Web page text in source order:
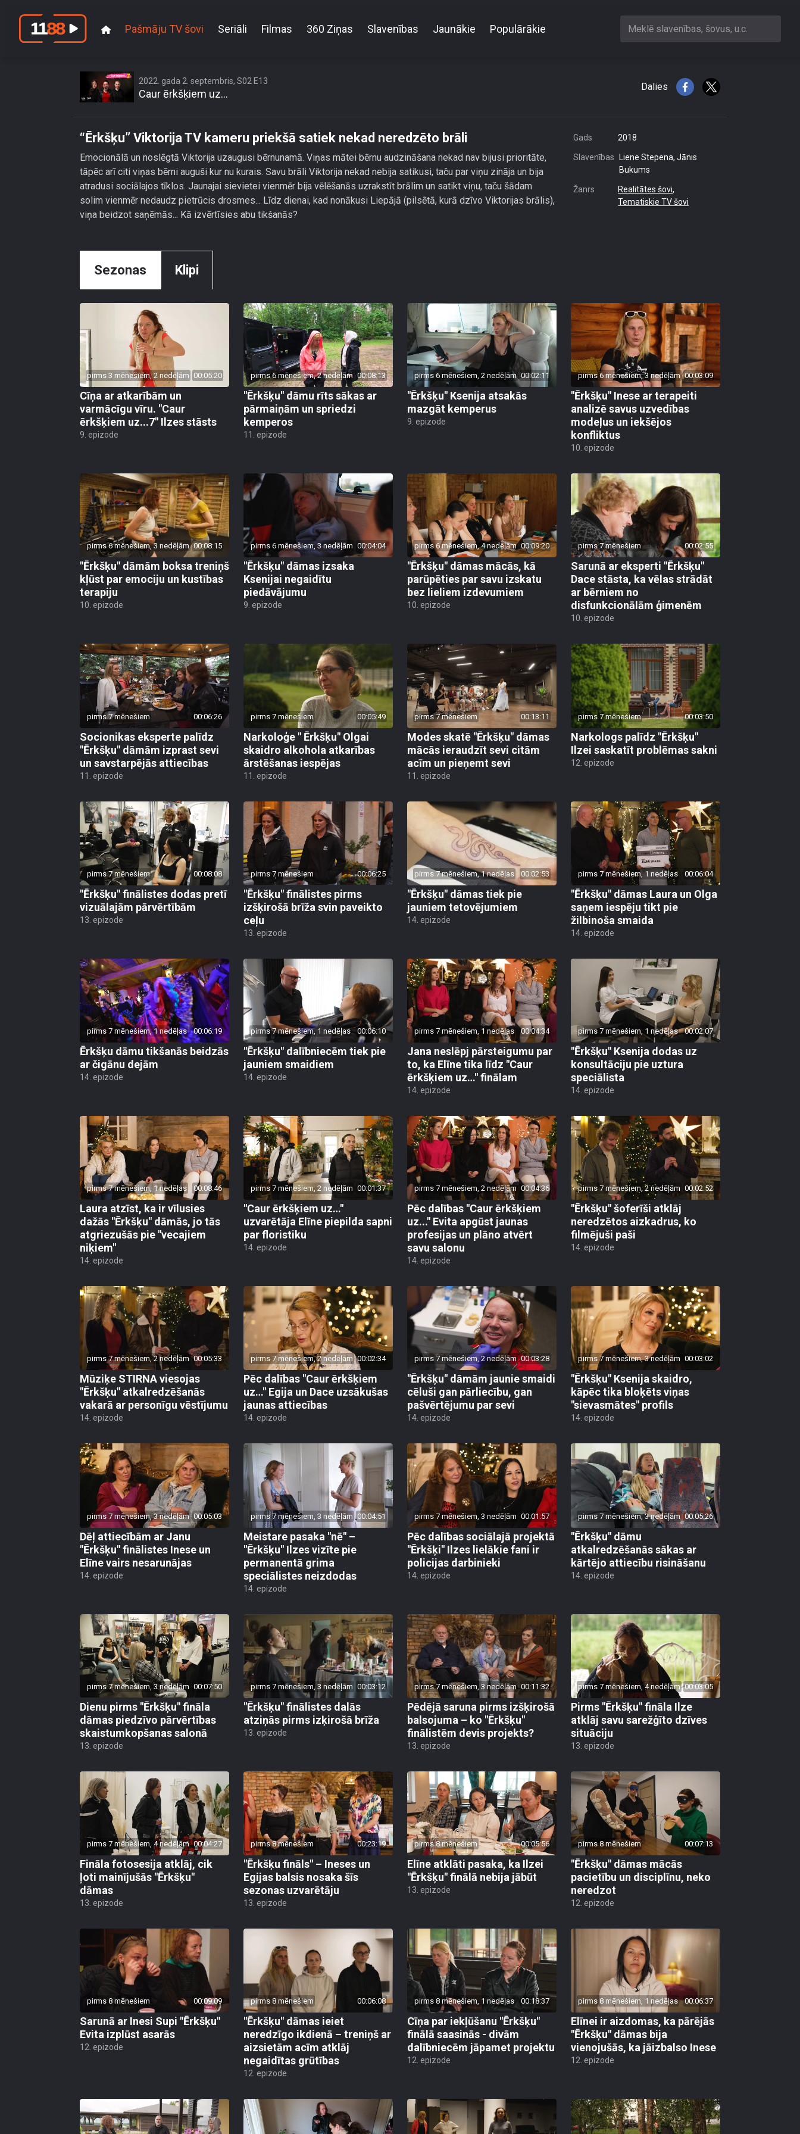
Pašmāju TV šovi Seriāli Filmas 360 Ziņas Slavenības Jaunākie Populārākie Meklē slavenības, šovus, u.c.
2022. gada 2. septembris, S02 E13
Caur ērkšķiem uz...
Dalies
“Ērkšķu” Viktorija TV kameru priekšā satiek nekad neredzēto brāli
Emocionālā un noslēgtā Viktorija uzaugusi bērnunamā. Viņas mātei bērnu audzināšana nekad nav bijusi prioritāte,
tāpēc arī citi viņas bērni auguši kur nu kurais. Savu brāli Viktorija nekad nebija satikusi, taču par viņu zināja un bija
atradusi sociālajos tīklos. Jaunajai sievietei vienmēr bija vēlēšanās uzrakstīt brālim un satikt viņu, taču šādam
solim vienmēr nedaudz pietrūcis drosmes... Līdz dienai, kad nonākusi Liepājā (pilsētā, kurā dzīvo Viktorijas brālis),
viņa beidzot saņēmās... Kā izvērtīsies abu tikšanās?
Gads 2018
Slavenības
Liene Stepena, Jānis
Bukums
Žanrs Realitātes šovi,
Tematiskie TV šovi
Sezonas Klipi
pirms 3 mēnešiem, 2 nedēļām 00:05:20
Cīņa ar atkarībām un
varmācīgu vīru. "Caur
ērkšķiem uz...7" Ilzes stāsts
9. epizode
pirms 6 mēnešiem, 2 nedēļām 00:08:13
"Ērkšķu" dāmu rīts sākas ar
pārmaiņām un spriedzi
kemperos
11. epizode
pirms 6 mēnešiem, 2 nedēļām 00:02:11
"Ērkšķu" Ksenija atsakās
mazgāt kemperus
9. epizode
pirms 6 mēnešiem, 3 nedēļām 00:03:09
"Ērkšķu" Inese ar terapeiti
analizē savus uzvedības
modeļus un iekšējos
konfliktus
10. epizode
pirms 6 mēnešiem, 3 nedēļām 00:08:15
"Ērkšķu" dāmām boksa treniņš
kļūst par emociju un kustības
terapiju
10. epizode
pirms 6 mēnešiem, 3 nedēļām 00:04:04
"Ērkšķu" dāmas izsaka
Ksenijai negaidītu
piedāvājumu
9. epizode
pirms 6 mēnešiem, 4 nedēļām 00:09:20
"Ērkšķu" dāmas mācās, kā
parūpēties par savu izskatu
bez lieliem izdevumiem
10. epizode
pirms 7 mēnešiem 00:02:55
Sarunā ar eksperti "Ērkšķu"
Dace stāsta, ka vēlas strādāt
ar bērniem no
disfunkcionālām ģimenēm
10. epizode
pirms 7 mēnešiem 00:06:26
Socionikas eksperte palīdz
"Ērkšķu" dāmām izprast sevi
un savstarpējās attiecības
11. epizode
pirms 7 mēnešiem 00:05:49
Narkoloģe " Ērkšķu" Olgai
skaidro alkohola atkarības
ārstēšanas iespējas
11. epizode
pirms 7 mēnešiem 00:13:11
Modes skatē "Ērkšķu" dāmas
mācās ieraudzīt sevi citām
acīm un pieņemt sevi
11. epizode
pirms 7 mēnešiem 00:03:50
Narkologs palīdz "Ērkšķu"
Ilzei saskatīt problēmas sakni
12. epizode
pirms 7 mēnešiem 00:08:08
"Ērkšķu" finālistes dodas pretī
vizuālajām pārvērtībām
13. epizode
pirms 7 mēnešiem 00:06:25
"Ērkšķu" finālistes pirms
izšķirošā brīža svin paveikto
ceļu
13. epizode
pirms 7 mēnešiem, 1 nedēļas 00:02:53
"Ērkšķu" dāmas tiek pie
jauniem tetovējumiem
14. epizode
pirms 7 mēnešiem, 1 nedēļas 00:06:04
"Ērkšķu" dāmas Laura un Olga
saņem iespēju tikt pie
žilbinoša smaida
14. epizode
pirms 7 mēnešiem, 1 nedēļas 00:06:19
Ērkšķu dāmu tikšanās beidzās
ar čigānu dejām
14. epizode
pirms 7 mēnešiem, 1 nedēļas 00:06:10
"Ērkšķu" dalībniecēm tiek pie
jauniem smaidiem
14. epizode
pirms 7 mēnešiem, 1 nedēļas 00:04:34
Jana neslēpj pārsteigumu par
to, ka Elīne tika līdz "Caur
ērkšķiem uz…" finālam
14. epizode
pirms 7 mēnešiem, 1 nedēļas 00:02:07
"Ērkšķu" Ksenija dodas uz
konsultāciju pie uztura
speciālista
14. epizode
pirms 7 mēnešiem, 1 nedēļas 00:08:46
Laura atzīst, ka ir vīlusies
dažās "Ērkšķu" dāmās, jo tās
atgriezušās pie "vecajiem
niķiem"
14. epizode
pirms 7 mēnešiem, 2 nedēļām 00:01:37
"Caur ērkšķiem uz…"
uzvarētāja Elīne piepilda sapni
par floristiku
14. epizode
pirms 7 mēnešiem, 2 nedēļām 00:04:36
Pēc dalības "Caur ērkšķiem
uz..." Evita apgūst jaunas
profesijas un plāno atvērt
savu salonu
14. epizode
pirms 7 mēnešiem, 2 nedēļām 00:02:52
"Ērkšķu" šoferīši atklāj
neredzētos aizkadrus, ko
filmējuši paši
14. epizode
pirms 7 mēnešiem, 2 nedēļām 00:05:33
Mūziķe STIRNA viesojas
"Ērkšķu" atkalredzēšanās
vakarā ar personīgu vēstījumu
14. epizode
pirms 7 mēnešiem, 2 nedēļām 00:02:34
Pēc dalības "Caur ērkšķiem
uz…" Egija un Dace uzsākušas
jaunas attiecības
14. epizode
pirms 7 mēnešiem, 2 nedēļām 00:03:28
"Ērkšķu" dāmām jaunie smaidi
cēluši gan pārliecību, gan
pašvērtējumu par sevi
14. epizode
pirms 7 mēnešiem, 3 nedēļām 00:03:02
"Ērkšķu" Ksenija skaidro,
kāpēc tika bloķēts viņas
"sievasmātes" profils
14. epizode
pirms 7 mēnešiem, 3 nedēļām 00:05:03
Dēļ attiecībām ar Janu
"Ērkšķu" finālistes Inese un
Elīne vairs nesarunājas
14. epizode
pirms 7 mēnešiem, 3 nedēļām 00:04:51
Meistare pasaka "nē" –
"Ērkšķu" Ilzes vizīte pie
permanentā grima
speciālistes neizdodas
14. epizode
pirms 7 mēnešiem, 3 nedēļām 00:01:57
Pēc dalības sociālajā projektā
"Ērkšķi" Ilzes lielākie fani ir
policijas darbinieki
14. epizode
pirms 7 mēnešiem, 3 nedēļām 00:05:26
"Ērkšķu" dāmu
atkalredzēšanās sākas ar
kārtējo attiecību risināšanu
14. epizode
pirms 7 mēnešiem, 3 nedēļām 00:07:50
Dienu pirms "Ērkšķu" fināla
dāmas piedzīvo pārvērtības
skaistumkopšanas salonā
13. epizode
pirms 7 mēnešiem, 3 nedēļām 00:03:12
"Ērkšķu" finālistes dalās
atziņās pirms izķirošā brīža
13. epizode
pirms 7 mēnešiem, 3 nedēļām 00:11:32
Pēdējā saruna pirms izšķirošā
balsojuma – ko "Ērkšķu"
finālistēm devis projekts?
13. epizode
pirms 7 mēnešiem, 4 nedēļām 00:03:05
Pirms "Ērkšķu" fināla Ilze
atklāj savu sarežģīto dzīves
situāciju
13. epizode
pirms 7 mēnešiem, 4 nedēļām 00:04:27
Fināla fotosesija atklāj, cik
ļoti mainījušās "Ērkšķu"
dāmas
13. epizode
pirms 8 mēnešiem 00:23:19
"Ērkšķu fināls" – Ineses un
Egijas balsis nosaka šīs
sezonas uzvarētāju
13. epizode
pirms 8 mēnešiem 00:05:56
Elīne atklāti pasaka, ka Ilzei
"Ērkšķu" finālā nebija jābūt
13. epizode
pirms 8 mēnešiem 00:07:13
"Ērkšķu" dāmas mācās
pacietību un disciplīnu, neko
neredzot
12. epizode
pirms 8 mēnešiem 00:09:09
Sarunā ar Inesi Supi "Ērkšķu"
Evita izplūst asarās
12. epizode
pirms 8 mēnešiem 00:06:08
"Ērkšķu" dāmas ieiet
neredzīgo ikdienā – treniņš ar
aizsietām acīm atklāj
negaidītas grūtības
12. epizode
pirms 8 mēnešiem, 1 nedēļas 00:18:37
Cīņa par iekļūšanu "Ērkšķu"
finālā saasinās - divām
dalībniecēm jāpamet projektu
12. epizode
pirms 8 mēnešiem, 1 nedēļas 00:06:37
Elīnei ir aizdomas, ka pārējās
"Ērkšķu" dāmas bija
vienojušās, ka jāizbalso Inese
12. epizode